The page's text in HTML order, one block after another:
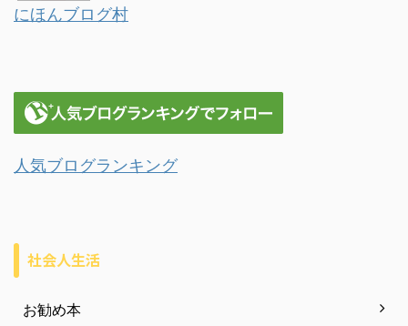
にほんブログ村
人気ブログランキング
社会人生活
お勧め本